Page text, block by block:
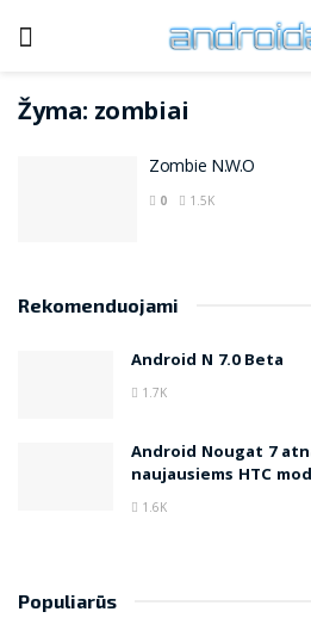
Žyma: zombiai
Zombie N.W.O
0 1.5K
Rekomenduojami
Android N 7.0 Beta
1.7K
Android Nougat 7
naujausiems HTC
1.6K
Populiarūs